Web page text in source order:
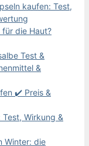
kaufen: Test,
für die Haut?
Test &
&
✔️ Preis &
Wirkung &
Winter: die